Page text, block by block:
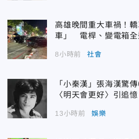
高雄晚間重大車禍！
車」 電桿、變電箱全
8小時前 社會
「小秦漢」張海漢驚
〈明天會更好〉引追憶
13小時前 娛樂